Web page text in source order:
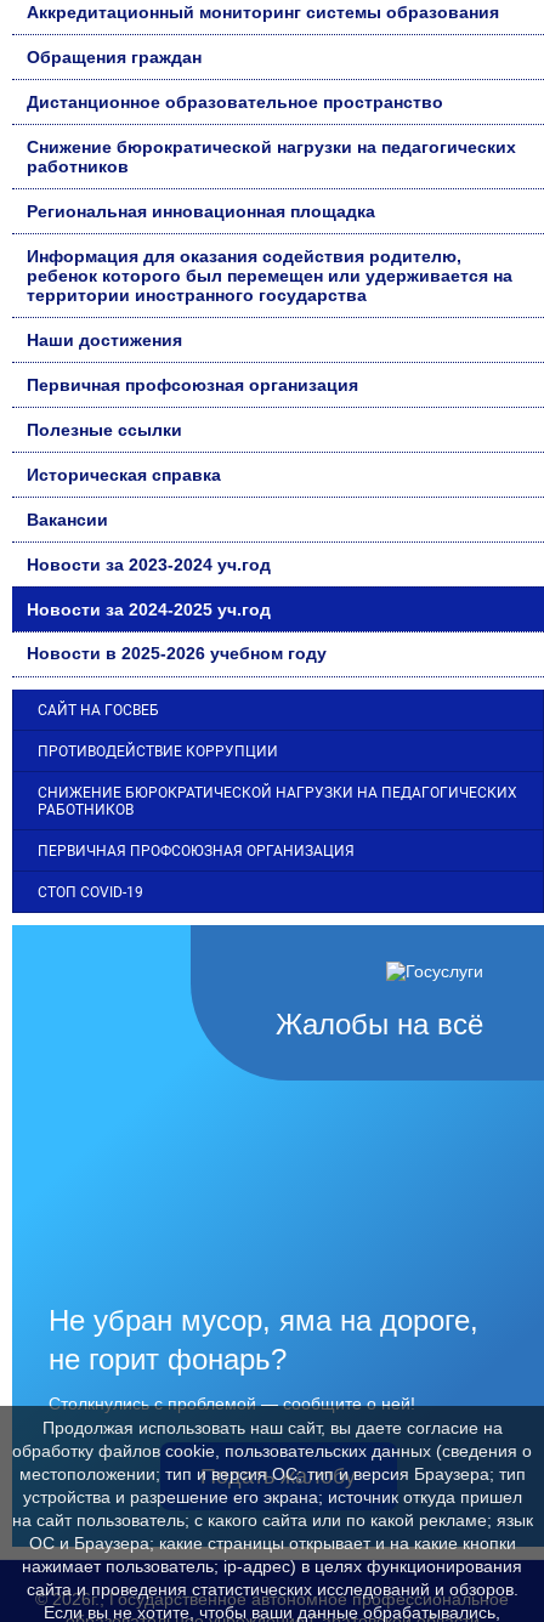
Аккредитационный мониторинг системы образования
Обращения граждан
Дистанционное образовательное пространство
Снижение бюрократической нагрузки на педагогических
работников
Региональная инновационная площадка
Информация для оказания содействия родителю,
ребенок которого был перемещен или удерживается на
территории иностранного государства
Наши достижения
Первичная профсоюзная организация
Полезные ссылки
Историческая справка
Вакансии
Новости за 2023-2024 уч.год
Новости за 2024-2025 уч.год
Новости в 2025-2026 учебном году
САЙТ НА ГОСВЕБ
ПРОТИВОДЕЙСТВИЕ КОРРУПЦИИ
СНИЖЕНИЕ БЮРОКРАТИЧЕСКОЙ НАГРУЗКИ НА ПЕДАГОГИЧЕСКИХ
РАБОТНИКОВ
ПЕРВИЧНАЯ ПРОФСОЮЗНАЯ ОРГАНИЗАЦИЯ
СТОП COVID-19
Жалобы на всё
Не убран мусор, яма на дороге,
не горит фонарь?
Столкнулись с проблемой — сообщите о ней!
Подать жалобу
© 2026г., Государственное автономное профессиональное
Продолжая использовать наш сайт, вы даете согласие на
обработку файлов cookie, пользовательских данных (сведения о
местоположении; тип и версия ОС; тип и версия Браузера; тип
устройства и разрешение его экрана; источник откуда пришел
на сайт пользователь; с какого сайта или по какой рекламе; язык
ОС и Браузера; какие страницы открывает и на какие кнопки
нажимает пользователь; ip-адрес) в целях функционирования
сайта и проведения статистических исследований и обзоров.
Если вы не хотите, чтобы ваши данные обрабатывались,